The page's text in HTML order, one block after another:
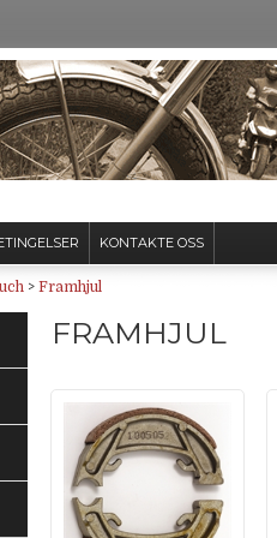
KONTAKTE OSS
> Framhjul
FRAMHJUL